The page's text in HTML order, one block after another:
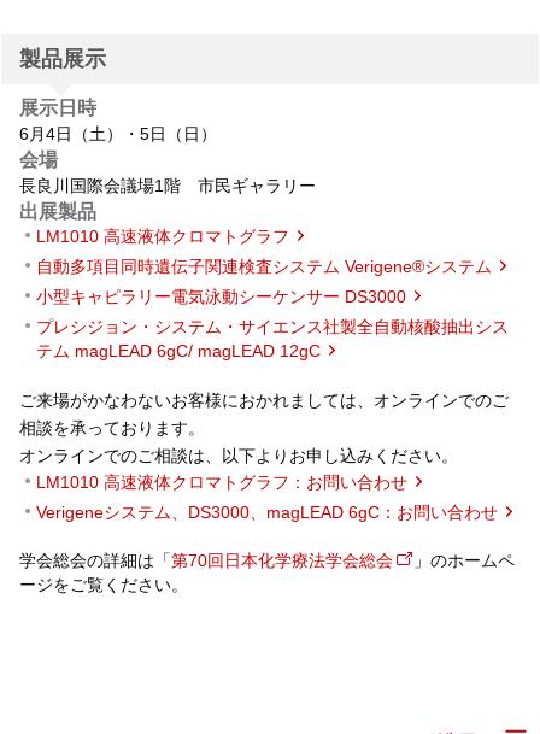
製品展示
展示日時
6月4日（土）・5日（日）
会場
長良川国際会議場1階 市民ギャラリー
出展製品
LM1010 高速液体クロマトグラフ
自動多項目同時遺伝子関連検査システム Verigene®システム
小型キャピラリー電気泳動シーケンサー DS3000
プレシジョン・システム・サイエンス社製全自動核酸抽出シス
テム magLEAD 6gC/ magLEAD 12gC
ご来場がかなわないお客様におかれましては、オンラインでのご
相談を承っております。
オンラインでのご相談は、以下よりお申し込みください。
LM1010 高速液体クロマトグラフ：お問い合わせ
Verigeneシステム、DS3000、magLEAD 6gC：お問い合わせ
学会総会の詳細は「第70回日本化学療法学会総会
」のホームペ
ージをご覧ください。